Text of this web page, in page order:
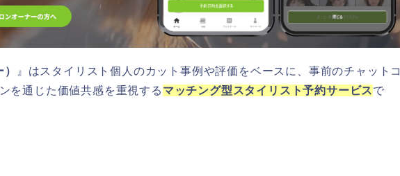
』はスタイリスト個人のカット事例や評価をベースに、事前のチャットコ
を通じた価値共感を重視する マッチング型スタイリスト予約サービスで